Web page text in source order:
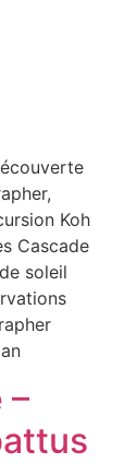
Koh
Cascade
soleil
–